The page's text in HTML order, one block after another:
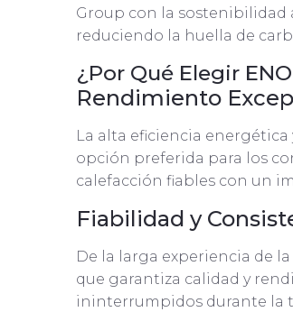
Group con la
reduciendo la huella de
¿Por Qué Elegir
Rendimiento
La alta eficiencia
opción preferida para los
calefacción fiables con un
Fiabilidad y
De la larga experiencia de
que garantiza calidad y
ininterrumpidos durante la